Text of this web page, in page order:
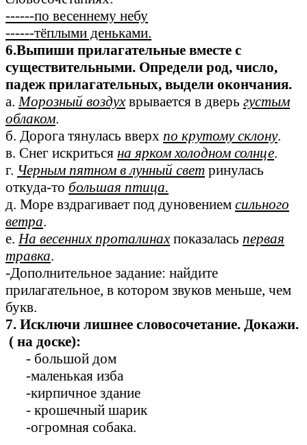
------по весеннему небу
------тёплыми деньками.
6.Выпиши прилагательные вместе с
существительными. Определи род, число,
падеж прилагательных, выдели окончания.
а.Морозный воздух врывается в дверь густым
облаком.
б. Дорога тянулась вверх по крутому склону.
в. Снег искриться на ярком холодном солнце.
г. Черным пятном в лунный свет ринулась
откуда-то большая птица.
д. Море вздрагивает под дуновением сильного
ветра.
е.На весенних проталинах показалась первая
травка.
-Дополнительное задание: найдите
прилагательное, в котором звуков меньше, чем
букв.
7. Исключи лишнее словосочетание. Докажи.
( на доске):
- большой дом
-маленькая изба
-кирпичное здание
- крошечный шарик
-огромная собака.